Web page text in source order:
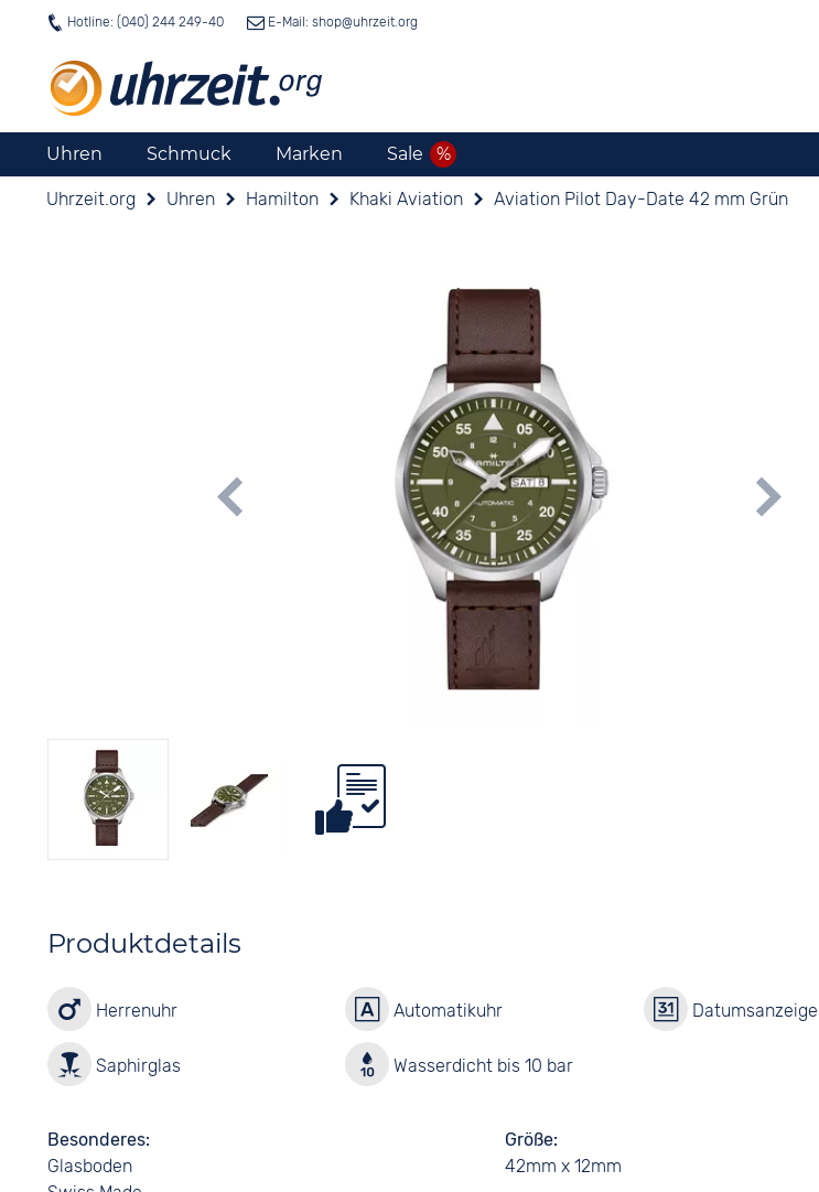
Hotline: (040) 244 249-40 E-Mail: shop@uhrzeit.org
Uhren Schmuck Marken Sale
Uhrzeit.org Uhren Hamilton Khaki Aviation Aviation Pilot Day-Date 42 mm Grün
Produktdetails
Herrenuhr Automatikuhr Datumsanzeige
Saphirglas Wasserdicht bis 10 bar
Besonderes
Glasboden
Größe
42mm x 12mm